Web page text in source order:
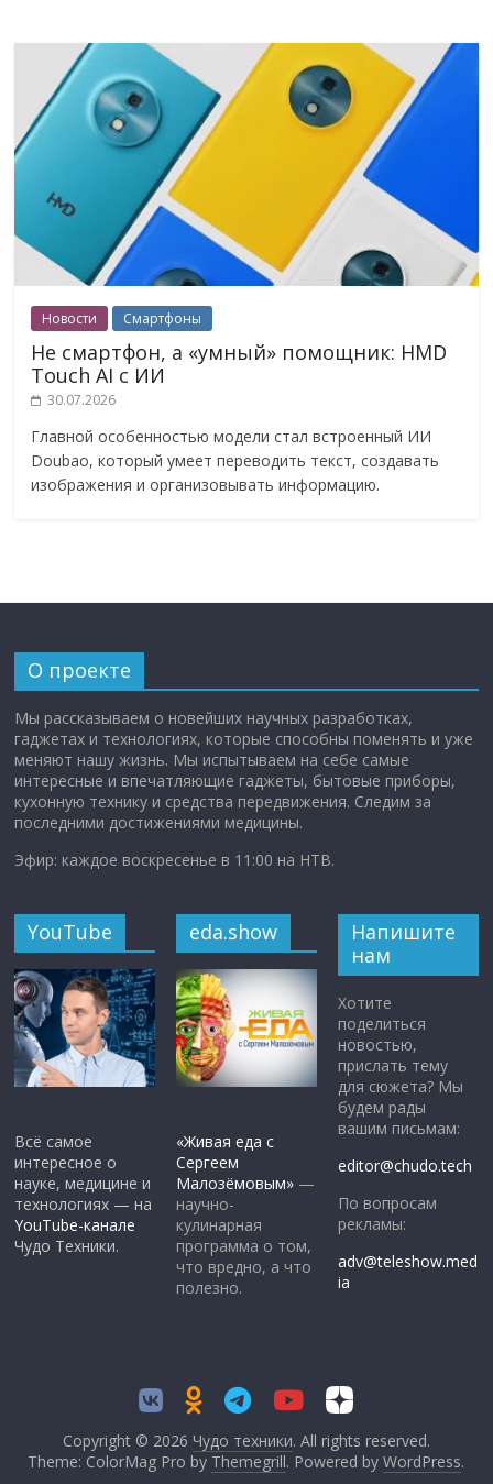
Новости Смартфоны
Не смартфон, а «умный» помощник: HMD
Touch AI с ИИ
30.07.2026
Главной особенностью модели стал встроенный ИИ
Doubao, который умеет переводить текст, создавать
изображения и организовывать информацию.
О проекте
Мы рассказываем о новейших научных разработках,
гаджетах и технологиях, которые способны поменять и уже
меняют нашу жизнь. Мы испытываем на себе самые
интересные и впечатляющие гаджеты, бытовые приборы,
кухонную технику и средства передвижения. Следим за
последними достижениями медицины.
Эфир: каждое воскресенье в 11:00 на НТВ.
YouTube
Всё самое
интересное о
науке, медицине и
технологиях — на
YouTube-канале
Чудо Техники.
eda.show
«Живая еда с
Сергеем
Малозёмовым» —
научно-
кулинарная
программа о том,
что вредно, а что
полезно.
Напишите
нам
Хотите
поделиться
новостью,
прислать тему
для сюжета? Мы
будем рады
вашим письмам:
editor@chudo.tech
По вопросам
рекламы:
adv@teleshow.med
ia
Copyright © 2026 Чудо техники. All rights reserved.
Theme: ColorMag Pro by Themegrill. Powered byWordPress.